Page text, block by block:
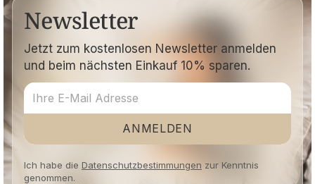
Newsletter
Jetzt zum kostenlosen Newsletter anmelden
und beim nächsten Einkauf 10% sparen.
ANMELDEN
Ich habe die Datenschutzbestimmungen zur Kenntnis
genommen.